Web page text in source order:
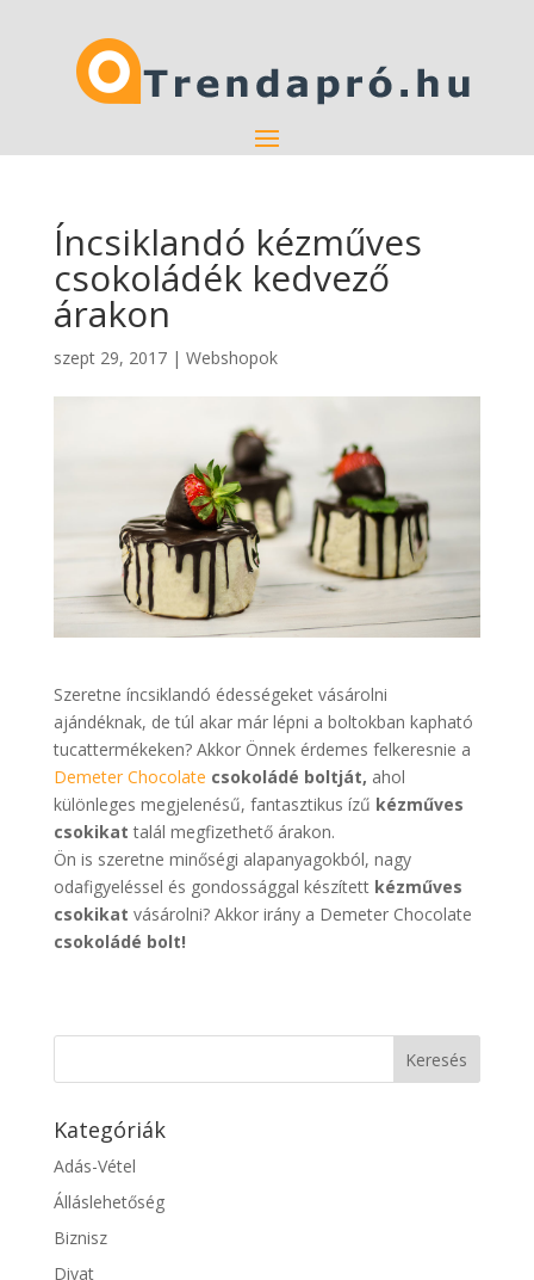
Íncsiklandó kézműves
csokoládék kedvező
árakon
szept 29, 2017| Webshopok
Szeretne íncsiklandó édességeket vásárolni
ajándéknak, de túl akar már lépni a boltokban kapható
tucattermékeken? Akkor Önnek érdemes felkeresnie a
Demeter Chocolate csokoládé boltját, ahol
különleges megjelenésű, fantasztikus ízű kézműves
csokikat talál megfizethető árakon.
Ön is szeretne minőségi alapanyagokból, nagy
odafigyeléssel és gondossággal készített kézműves
csokikat vásárolni? Akkor irány a Demeter Chocolate
csokoládé bolt!
Kategóriák
Adás-Vétel
Álláslehetőség
Biznisz
Divat